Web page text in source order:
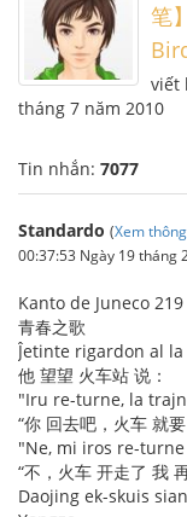
笔
viết
tháng 7 năm 2010
Tin nhắn: 7077
Standardo (Xem
00:37:53 Ngày 19 tháng
Kanto de Juneco 219
青春之歌
Ĵetinte rigardon al
他 望望 火车站 说：
"Iru re-turne, la
“你 回去吧，火车 就
"Ne, mi iros re-
“不，火车 开走了 我
Daojing ek-skuis